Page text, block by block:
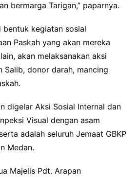
bermarga Tarigan,” paparnya.
bentuk kegiatan sosial
Paskah yang akan mereka
akan melaksanakan aksi
Salib, donor darah, mancing
digelar Aksi Sosial Internal dan
Visual dengan asam
adalah seluruh Jemaat GBKP
Medan.
Majelis Pdt. Arapan